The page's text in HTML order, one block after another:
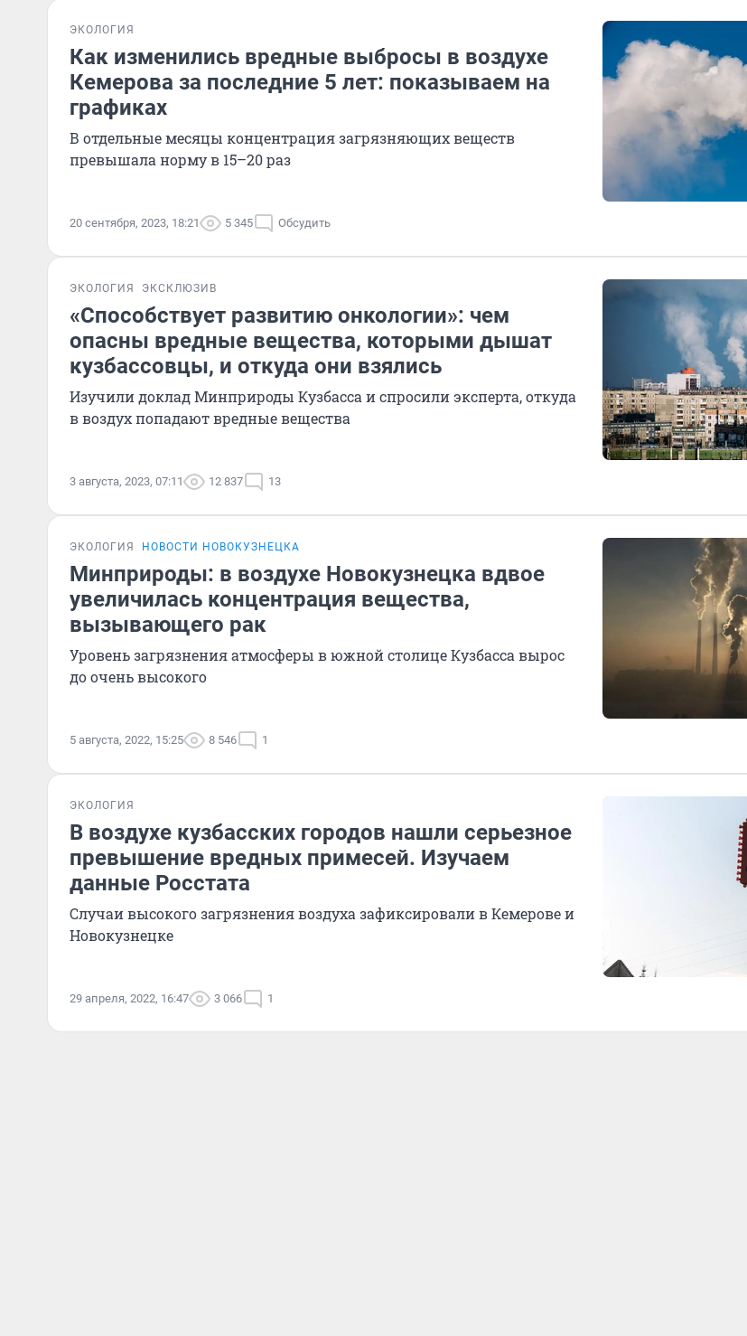
ЭКОЛОГИЯ
Как изменились вредные выбросы в воздухе
Кемерова за последние 5 лет: показываем на
графиках
В отдельные месяцы концентрация загрязняющих веществ
превышала норму в 15–20 раз
20 сентября, 2023, 18:21 5 345 Обсудить
ЭКОЛОГИЯ ЭКСКЛЮЗИВ
«Способствует развитию онкологии»: чем
опасны вредные вещества, которыми дышат
кузбассовцы, и откуда они взялись
Изучили доклад Минприроды Кузбасса и спросили эксперта, откуда
в воздух попадают вредные вещества
3 августа, 2023, 07:11 12 837 13
ЭКОЛОГИЯ НОВОСТИ НОВОКУЗНЕЦКА
Минприроды: в воздухе Новокузнецка вдвое
увеличилась концентрация вещества,
вызывающего рак
Уровень загрязнения атмосферы в южной столице Кузбасса вырос
до очень высокого
5 августа, 2022, 15:25 8 546 1
ЭКОЛОГИЯ
В воздухе кузбасских городов нашли серьезное
превышение вредных примесей. Изучаем
данные Росстата
Случаи высокого загрязнения воздуха зафиксировали в Кемерове и
Новокузнецке
29 апреля, 2022, 16:47 3 066 1